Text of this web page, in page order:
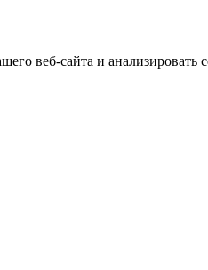
веб-сайта и анализировать